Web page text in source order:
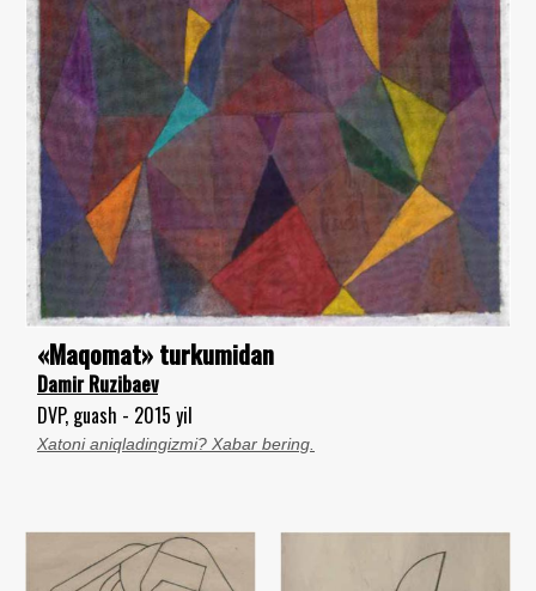
«Maqomat» turkumidan
Damir Ruzibaev
DVP, guash - 2015 yil
Xatoni aniqladingizmi? Xabar bering.